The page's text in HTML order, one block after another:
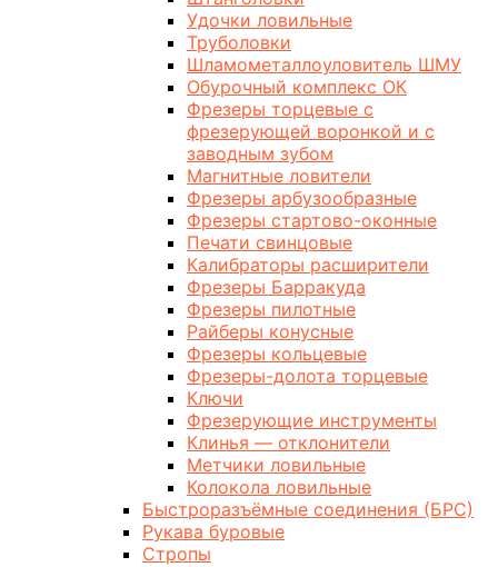
Удочки ловильные
Труболовки
Шламометаллоуловитель ШМУ
Обурочный комплекс ОК
Фрезеры торцевые с
фрезерующей воронкой и с
заводным зубом
Магнитные ловители
Фрезеры арбузообразные
Фрезеры стартово-оконные
Печати свинцовые
Калибраторы расширители
Фрезеры Барракуда
Фрезеры пилотные
Райберы конусные
Фрезеры кольцевые
Фрезеры-долота торцевые
Ключи
Фрезерующие инструменты
Клинья — отклонители
Метчики ловильные
Колокола ловильные
Быстроразъёмные соединения (БРС)
Рукава буровые
Стропы